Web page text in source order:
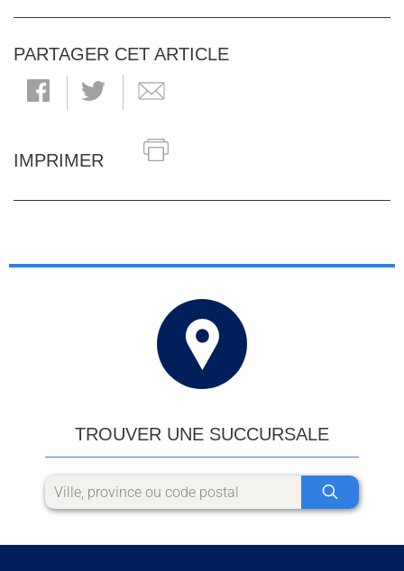
PARTAGER CET ARTICLE
IMPRIMER
TROUVER UNE SUCCURSALE